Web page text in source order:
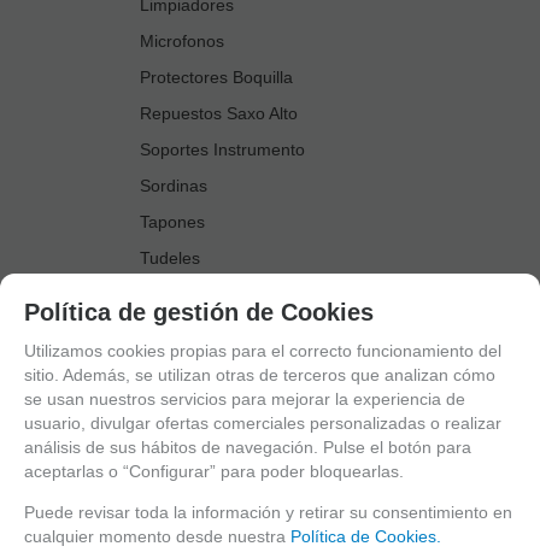
Limpiadores
Microfonos
Protectores Boquilla
Repuestos Saxo Alto
Soportes Instrumento
Sordinas
Tapones
Tudeles
Accesorios Saxo Tenor
Abrazaderas
Anillo Fonico Saxo Tenor
Atriles Marcha
Boquillas
Boquilleros
Cañas
Política de gestión de Cookies
Utilizamos cookies propias para el correcto funcionamiento del
sitio. Además, se utilizan otras de terceros que analizan cómo
se usan nuestros servicios para mejorar la experiencia de
usuario, divulgar ofertas comerciales personalizadas o realizar
análisis de sus hábitos de navegación. Pulse el botón para
aceptarlas o “Configurar” para poder bloquearlas.
Puede revisar toda la información y retirar su consentimiento en
cualquier momento desde nuestra Política de Cookies.